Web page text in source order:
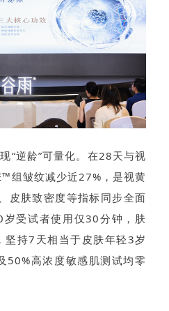
“逆龄”可量化。在28天与视
组皱纹减少近27%，是视黄
皮肤致密度等指标同步全面
岁受试者使用仅30分钟，肤
坚持7天相当于皮肤年轻3岁
50%高浓度敏感肌测试均零